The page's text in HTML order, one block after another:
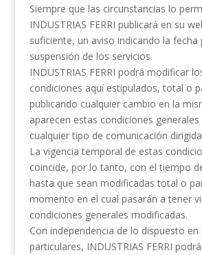
Siempre que las circunstancias lo
INDUSTRIAS FERRI publicará en su
suficiente, un aviso indicando la fecha
suspensión de los servicios.
INDUSTRIAS FERRI podrá modificar
condiciones aquí estipulados, total o
publicando cualquier cambio en la
aparecen estas condiciones
cualquier tipo de comunicación
La vigencia temporal de estas
coincide, por lo tanto, con el tiempo
hasta que sean modificadas total o
momento en el cual pasarán a tener
condiciones generales modificadas.
Con independencia de lo dispuesto
particulares, INDUSTRIAS FERRI